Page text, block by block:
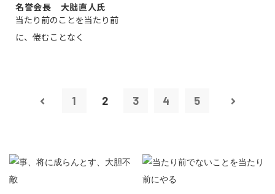
名誉会長 大朏直人氏
当たり前のことを当たり前
に、倦むことなく
1 2 3 4 5